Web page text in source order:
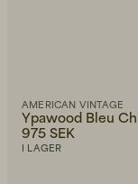
AMERICAN VINTAGE
Ypawood Bleu
975 SEK
I LAGER